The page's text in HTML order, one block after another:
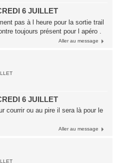
6 JUILLET
pas à l heure pour la sortie trail
toujours présent pour l apéro .
Aller au message
6 JUILLET
courrir ou au pire il sera là pour le
Aller au message